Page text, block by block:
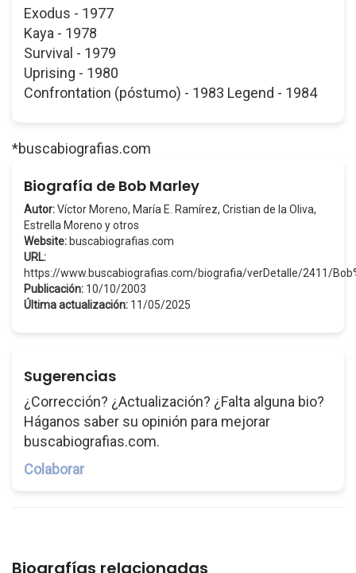
Exodus - 1977
Kaya - 1978
Survival - 1979
Uprising - 1980
Confrontation (póstumo) - 1983 Legend - 1984
*buscabiografias.com
Biografía de Bob Marley
Autor:Víctor Moreno, María E. Ramírez, Cristian de la Oliva,
Estrella Moreno y otros
Website: buscabiografias.com
URL:
https://www.buscabiografias.com/biografia/verDetalle/2411/
Publicación: 10/10/2003
Última actualización: 11/05/2025
Sugerencias
¿Corrección? ¿Actualización? ¿Falta alguna bio?
Háganos saber su opinión para mejorar
buscabiografias.com.
Colaborar
Biografías relacionadas